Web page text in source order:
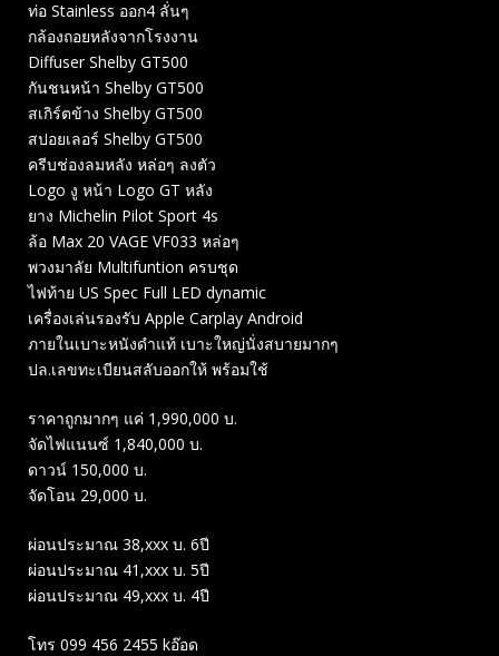
ท่อ Stainless ออก4 ลั่นๆ
กล้องถอยหลังจากโรงงาน
Diffuser Shelby GT500
กันชนหน้า Shelby GT500
สเกิร์ตข้าง Shelby GT500
สปอยเลอร์ Shelby GT500
ครีบช่องลมหลัง หล่อๆ ลงตัว
Logo งู หน้า Logo GT หลัง
ยาง Michelin Pilot Sport 4s
ล้อ Max 20 VAGE VF033 หล่อๆ
พวงมาลัย Multifuntion ครบชุด
ไฟท้าย US Spec Full LED dynamic
เครื่องเล่นรองรับ Apple Carplay Android
ภายในเบาะหนังดำแท้ เบาะใหญ่นั่งสบายมากๆ
ปล.เลขทะเบียนสลับออกให้ พร้อมใช้
ราคาถูกมากๆ แค่ 1,990,000 บ.
จัดไฟแนนซ์ 1,840,000 บ.
ดาวน์ 150,000 บ.
จัดโอน 29,000 บ.
ผ่อนประมาณ 38,xxx บ. 6ปี
ผ่อนประมาณ 41,xxx บ. 5ปี
ผ่อนประมาณ 49,xxx บ. 4ปี
โทร 099 456 2455 kอ๊อด